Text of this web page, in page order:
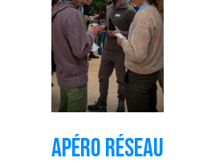
Apéro Réseau